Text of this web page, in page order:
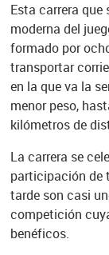
Esta carrera que
moderna del
formado por
transportar
en la que va la
menor peso,
kilómetros de
La carrera se
participación de
tarde son casi
competición
benéficos.